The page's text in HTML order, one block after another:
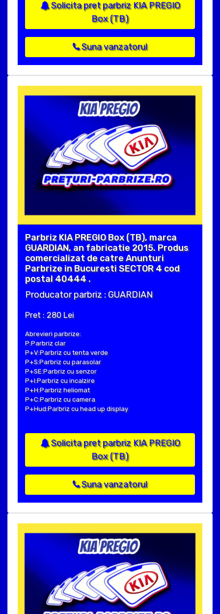
Solicita pret parbriz KIA PREGIO
Box (TB)
Suna vanzatorul
Parbriz KIA PREGIO Box (TB), marca
GUARDIAN, an fabricatie 2015. Produs
comercializat de catre Anunturi
Parbrize in Bucuresti SECTOR 4 cod
postal 40444 .
Producator parbriz : GUARDIAN
Pret : 280 Lei
Abrevieri parbrize:
P:Parbriz clar
P+V:Parbriz cu tenta verde
P+S:Parbriz cu parasolar
P+SE:Parbriz cu senzor
P+I:Parbriz cu incalzire
P+H:Parbriz heliomat
P+C:Parbriz cu camera
P+Hud:Parbriz cu head up display
Solicita pret parbriz KIA PREGIO
Box (TB)
Suna vanzatorul